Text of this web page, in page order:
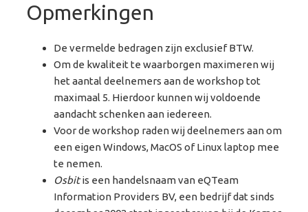
Opmerkingen
De vermelde bedragen zijn exclusief BTW.
Om de kwaliteit te waarborgen maximeren wij
het aantal deelnemers aan de workshop tot
maximaal 5. Hierdoor kunnen wij voldoende
aandacht schenken aan iedereen.
Voor de workshop raden wij deelnemers aan om
een eigen Windows, MacOS of Linux laptop mee
te nemen.
Osbitis een handelsnaam van eQTeam
Information Providers BV, een bedrijf dat sinds